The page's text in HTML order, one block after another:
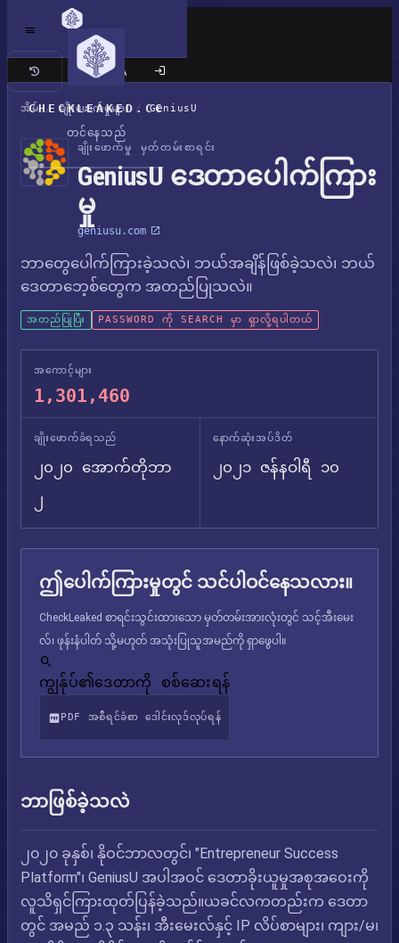
CHECKLEAKED.CC
တင်နေသည်
ကလက်စစ် ဆိုက်
အိမ် / ချိုးဖောက်မှုများ / GeniusU
ချိုးဖောက်မှု မှတ်တမ်းစာရင်း
GeniusU ဒေတာပေါက်ကြား
မှု
geniusu.com
ဘာတွေပေါက်ကြားခဲ့သလဲ၊ ဘယ်အချိန်ဖြစ်ခဲ့သလဲ၊ ဘယ်
ဒေတာဘေ့စ်တွေက အတည်ပြုသလဲ။
အတည်ပြုပြီး PASSWORD ကို SEARCH မှာ ရှာလို့ရပါတယ်
အကောင့်များ
1,301,460
ချိုးဖောက်ခံရသည်
၂၀၂၀ အောက်တိုဘာ
၂
နောက်ဆုံးအပ်ဒိတ်
၂၀၂၁ ဇန်နဝါရီ ၁၀
ဤပေါက်ကြားမှုတွင် သင်ပါဝင်နေသလား။
CheckLeaked စာရင်းသွင်းထားသော မှတ်တမ်းအားလုံးတွင် သင့်အီးမေး
လ်၊ ဖုန်းနံပါတ် သို့မဟုတ် အသုံးပြုသူအမည်ကို ရှာဖွေပါ။
ကျွန်ုပ်၏ဒေတာကို စစ်ဆေးရန်
PDF အစီရင်ခံစာ ဒေါင်းလုဒ်လုပ်ရန်
ဘာဖြစ်ခဲ့သလဲ
၂၀၂၀ ခုနှစ်၊ နိုဝင်ဘာလတွင်၊ "Entrepreneur Success
Platform"၊ GeniusU အပါအဝင် ဒေတာခိုးယူမှုအစုအဝေးကို
လူသိရှင်ကြားထုတ်ပြန်ခဲ့သည်။ယခင်လကတည်းက ဒေတာ
တွင် အမည် ၁.၃ သန်း၊ အီးမေးလ်နှင့် IP လိပ်စာများ၊ ကျား/မ၊